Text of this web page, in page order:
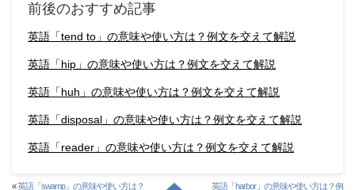
前後のおすすめ記事
英語「tend to」の意味や使い方は？例文を交えて解説
英語「hip」の意味や使い方は？例文を交えて解説
英語「huh」の意味や使い方は？例文を交えて解説
英語「disposal」の意味や使い方は？例文を交えて解説
英語「reader」の意味や使い方は？例文を交えて解説
«英語「swamp」の意味や使い方は？
英語「harbor」の意味や使い方は？例